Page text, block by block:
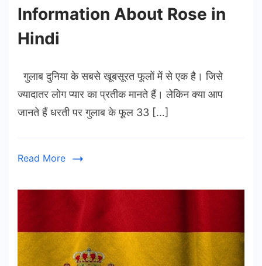
Information About Rose in
Hindi
गुलाब दुनिया के सबसे खूबसूरत फूलों में से एक है। जिसे
ज्यादातर लोग प्यार का प्रतीक मानते हैं। लेकिन क्या आप
जानते हैं धरती पर गुलाब के फूल 33 […]
Read More